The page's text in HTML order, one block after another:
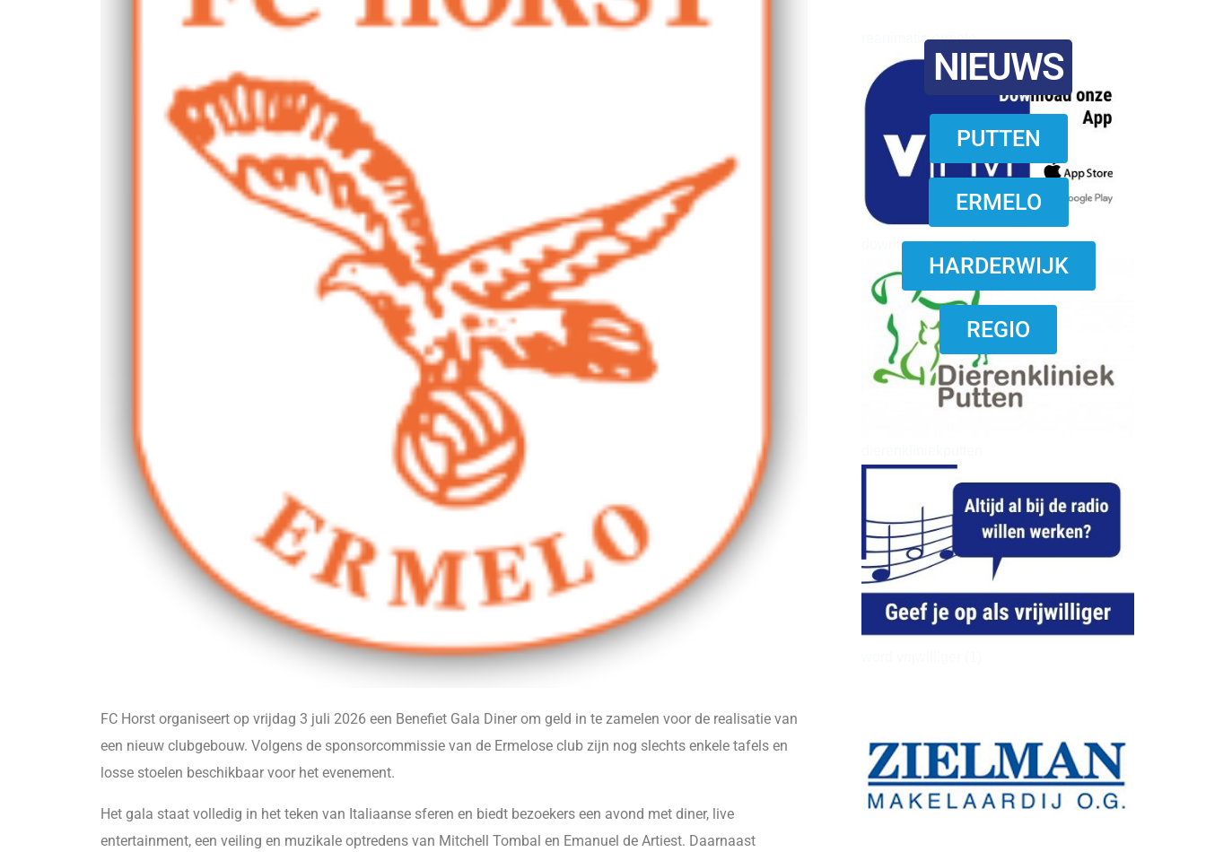
reanimatie ermelo
download onzze App
NIEUWS
PUTTEN
ERMELO
HARDERWIJK
REGIO
FC Horst organiseert op vrijdag 3 juli 2026 een Benefiet Gala Diner om geld in te zamelen voor de realisatie van
een nieuw clubgebouw. Volgens de sponsorcommissie van de Ermelose club zijn nog slechts enkele tafels en
losse stoelen beschikbaar voor het evenement.
Het gala staat volledig in het teken van Italiaanse sferen en biedt bezoekers een avond met diner, live
entertainment, een veiling en muzikale optredens van Mitchell Tombal en Emanuel de Artiest. Daarnaast